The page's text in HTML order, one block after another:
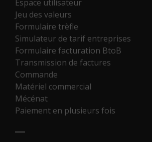
Espace utilisateur
Jeu des valeurs
Formulaire trèfle
Simulateur de tarif entreprises
Formulaire facturation BtoB
Transmission de factures
Commande
Matériel commercial
Mécénat
Paiement en plusieurs fois